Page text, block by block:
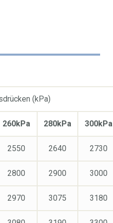
(kPa)
260kPa
2550
2800
2970
280kPa
2640
2900
3075
300kPa
2730
3000
3180